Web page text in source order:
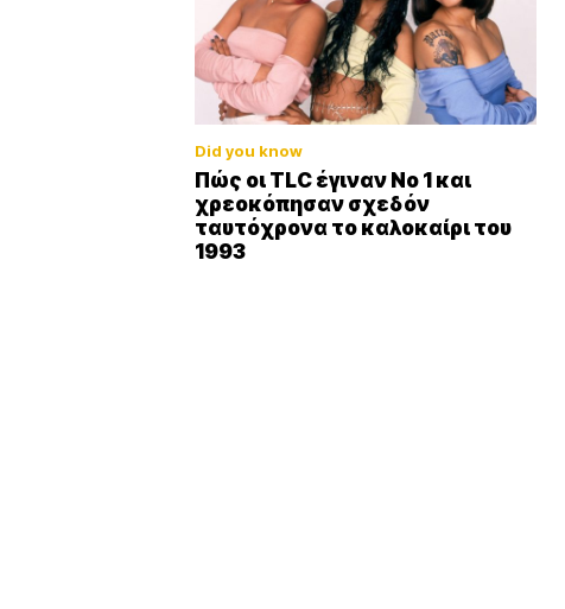
Did you know
Πώς οι TLC έγιναν Νο 1 και
χρεοκόπησαν σχεδόν
ταυτόχρονα το καλοκαίρι του
1993